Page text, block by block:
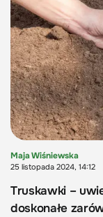
Maja Wiśniewska
25 listopada 2024, 14:12
Truskawki –
doskonałe